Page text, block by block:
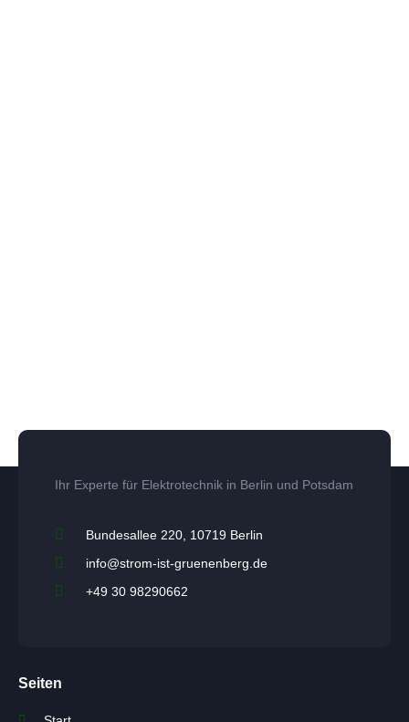
Ihr Experte für Elektrotechnik in Berlin und Potsdam
Bundesallee 220, 10719 Berlin
info@strom-ist-gruenenberg.de
+49 30 98290662
Seiten